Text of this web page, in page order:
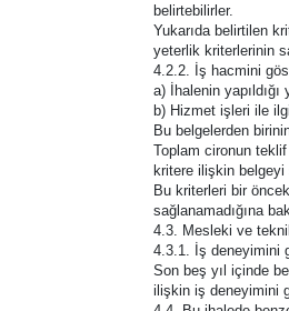
belirtebilirler.
Yukarıda belirtilen
yeterlik kriterlerinin
4.2.2. İş hacmini
a) İhalenin
b) Hizmet işleri ile
Bu belgelerden
Toplam cironun
kritere ilişkin
Bu kriterleri bir
sağlanamadığına
4.3. Mesleki ve
4.3.1. İş deneyimini
Son beş yıl içinde
ilişkin iş deneyimini